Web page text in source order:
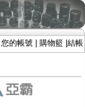
您的帳號 購物籃 結帳